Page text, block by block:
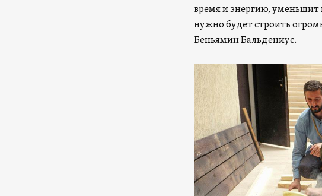
время и энергию, уменьшит
нужно будет строить
Беньямин Бальдениус.